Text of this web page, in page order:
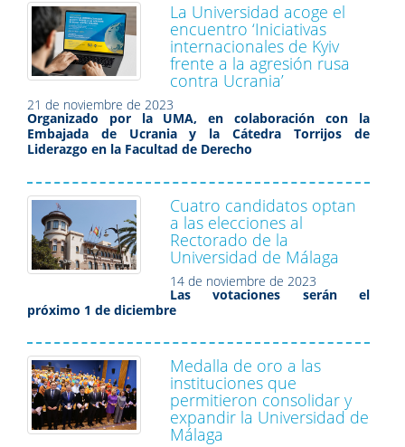
La Universidad acoge el
encuentro ‘Iniciativas
internacionales de Kyiv
frente a la agresión rusa
contra Ucrania’
21 de noviembre de 2023
Organizado por la UMA, en colaboración con la
Embajada de Ucrania y la Cátedra Torrijos de
Liderazgo en la Facultad de Derecho
Cuatro candidatos optan
a las elecciones al
Rectorado de la
Universidad de Málaga
14 de noviembre de 2023
Las votaciones serán el
próximo 1 de diciembre
Medalla de oro a las
instituciones que
permitieron consolidar y
expandir la Universidad de
Málaga